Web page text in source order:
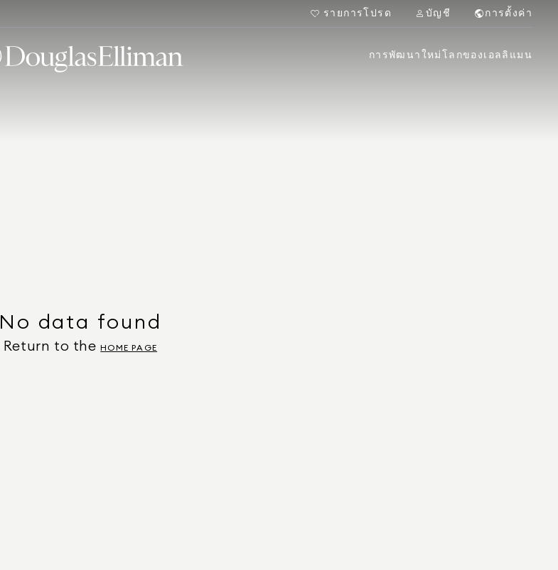
รายการโปรด บัญชี การตั้งค่า
การพัฒนาใหม่ โลกของเอลลิแมน
No data found
Return to the HOME PAGE